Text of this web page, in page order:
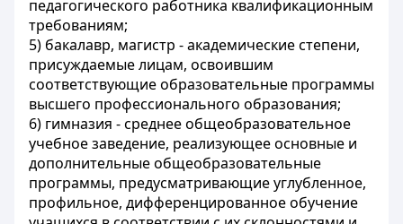
педагогического работника квалификационным
требованиям;
5) бакалавр, магистр - академические степени,
присуждаемые лицам, освоившим
соответствующие образовательные программы
высшего профессионального образования;
6) гимназия - среднее общеобразовательное
учебное заведение, реализующее основные и
дополнительные общеобразовательные
программы, предусматривающие углубленное,
профильное, дифференцированное обучение